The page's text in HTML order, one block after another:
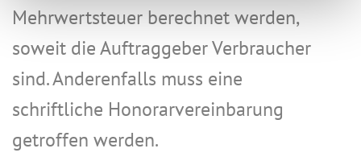
Mehrwertsteuer berechnet werden,
soweit die Auftraggeber Verbraucher
sind. Anderenfalls muss eine
schriftliche Honorarvereinbarung
getroffen werden.